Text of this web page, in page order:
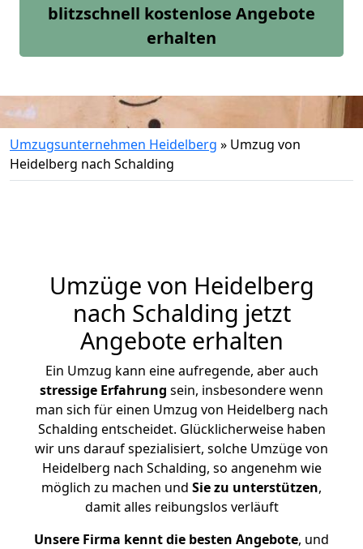
blitzschnell kostenlose Angebote
erhalten
Umzugsunternehmen Heidelberg » Umzug von
Heidelberg nach Schalding
Umzüge von Heidelberg
nach Schalding jetzt
Angebote erhalten
Ein Umzug kann eine aufregende, aber auch
stressige Erfahrung sein, insbesondere wenn
man sich für einen Umzug von Heidelberg nach
Schalding entscheidet. Glücklicherweise haben
wir uns darauf spezialisiert, solche Umzüge von
Heidelberg nach Schalding, so angenehm wie
möglich zu machen und Sie zu unterstützen,
damit alles reibungslos verläuft
Unsere Firma kennt die besten Angebote, und